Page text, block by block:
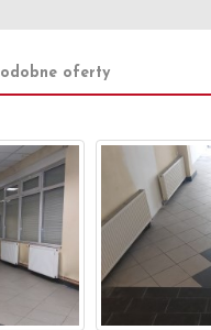
oferty